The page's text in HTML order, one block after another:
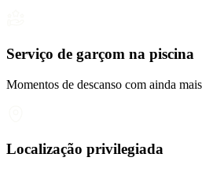
Serviço de garçom na piscina
Momentos de descanso com ainda
Localização privilegiada